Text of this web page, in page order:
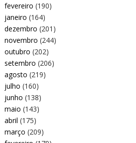
fevereiro (190)
janeiro (164)
dezembro (201)
novembro (244)
outubro (202)
setembro (206)
agosto (219)
julho (160)
junho (138)
maio (143)
abril (175)
março (209)